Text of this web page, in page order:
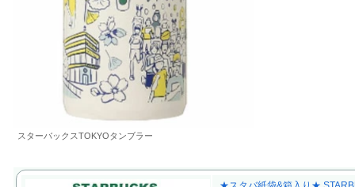
スターバックスTOKYOタンブラー